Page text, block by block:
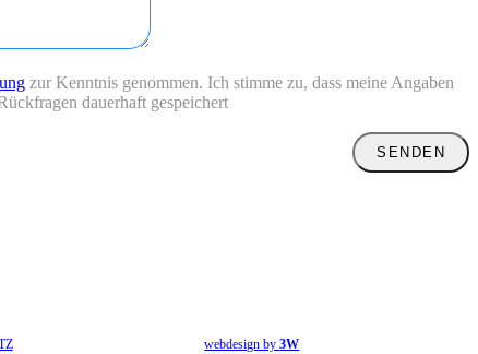
zur Kenntnis genommen. Ich stimme zu, dass meine Angaben
dauerhaft gespeichert
webdesign by3W